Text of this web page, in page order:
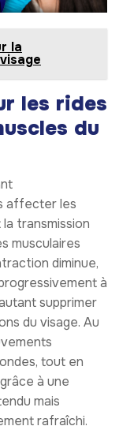
la
les rides
du
affecter les
transmission
musculaires
diminue,
à
supprimer
du visage. Au
tout en
à une
mais
rafraîchi.